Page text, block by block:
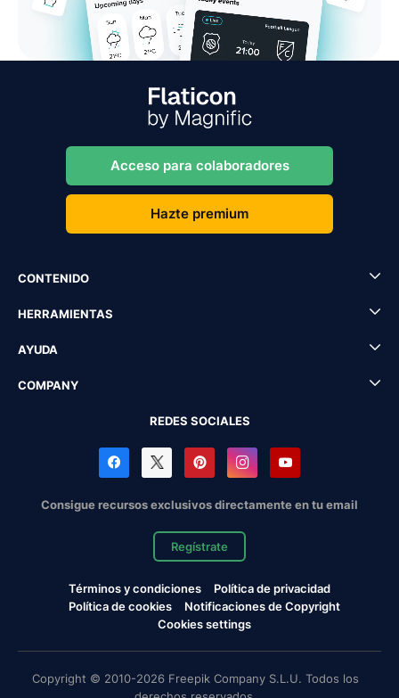
Acceso para colaboradores
Hazte premium
CONTENIDO
HERRAMIENTAS
AYUDA
COMPANY
REDES SOCIALES
Consigue recursos exclusivos directamente en tu email
Regístrate
Términos y condiciones
Política de privacidad
Política de cookies
Notificaciones de Copyright
Cookies settings
Copyright © 2010-2026 Freepik Company S.L.U. Todos los